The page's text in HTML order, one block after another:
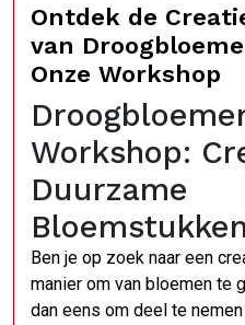
Ontdek de
van
Onze Workshop
Workshop:
Duurzame
Bloemstukken
Ben je op zoek naar een
manier om van bloemen te
dan eens om deel te